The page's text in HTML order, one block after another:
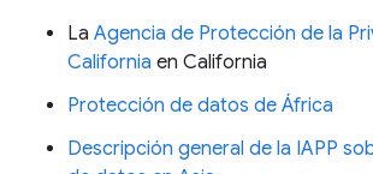
La Agencia de Protección de la
California en California
Protección de datos de África
Descripción general de la IAPP